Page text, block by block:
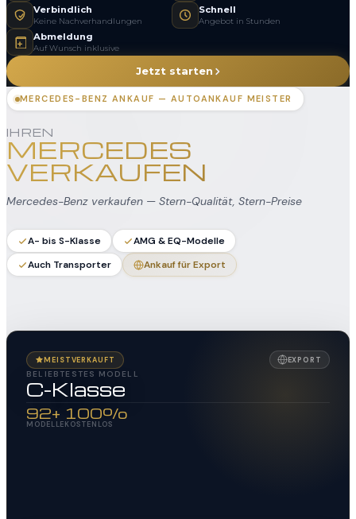
Verbindlich
Keine Nachverhandlungen
Schnell
Angebot in Stunden
Abmeldung
Auf Wunsch inklusive
Jetzt starten
MERCEDES-BENZ ANKAUF — AUTOANKAUF MEISTER
IHREN
MERCEDES
VERKAUFEN
Mercedes-Benz verkaufen — Stern-Qualität, Stern-Preise
A- bis S-Klasse
AMG & EQ-Modelle
Auch Transporter
Ankauf für Export
MEISTVERKAUFT EXPORT
BELIEBTESTES MODELL
C-Klasse
92+
MODELLE
100%
KOSTENLOS